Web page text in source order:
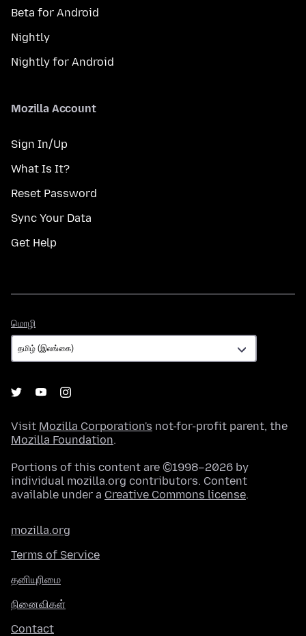
Beta for Android
Nightly
Nightly for Android
Mozilla Account
Sign In/Up
What Is It?
Reset Password
Sync Your Data
Get Help
மொழி
Visit Mozilla Corporation's not-for-profit parent, the
Mozilla Foundation.
Portions of this content are ©1998–2026 by
individual mozilla.org contributors. Content
available under a Creative Commons license.
mozilla.org
Terms of Service
தனியுரிமை
நினைவிகள்
Contact